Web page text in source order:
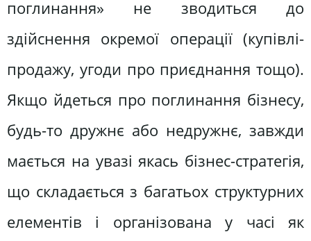
поглинання» не зводиться до
здійснення окремої операції (купівлі-
продажу, угоди про приєднання тощо).
Якщо йдеться про поглинання бізнесу,
будь-то дружнє або недружнє, завжди
мається на увазі якась бізнес-стратегія,
що складається з багатьох структурних
елементів і організована у часі як